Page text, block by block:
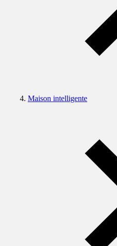
Maison intelligente